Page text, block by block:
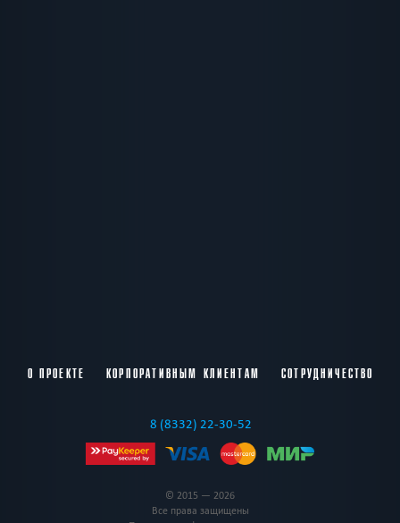
О ПРОЕКТЕ КОРПОРАТИВНЫМ КЛИЕНТАМ СОТРУДНИЧЕСТВО
8 (8332) 22-30-52
© 2015 — 2026
Все права защищены